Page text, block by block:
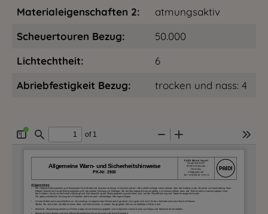
Materialeigenschaften 2:
atmungsaktiv
Scheuertouren Bezug:
50.000
Lichtechtheit:
6
Abriebfestigkeit Bezug:
trocken und nass: 4